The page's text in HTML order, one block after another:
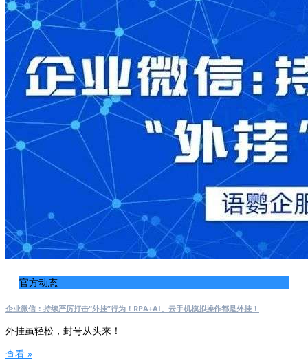
官方动态
企业微信：持续严厉打击“外挂”行为！RPA+AI、云手机模拟操作都是外挂！
外挂虽轻松，封号从头来！
查看 »